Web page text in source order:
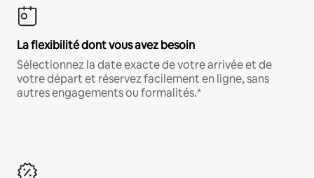
La flexibilité dont vous avez besoin
Sélectionnez la date exacte de votre arrivée et de
votre départ et réservez facilement en ligne, sans
autres engagements ou formalités.*